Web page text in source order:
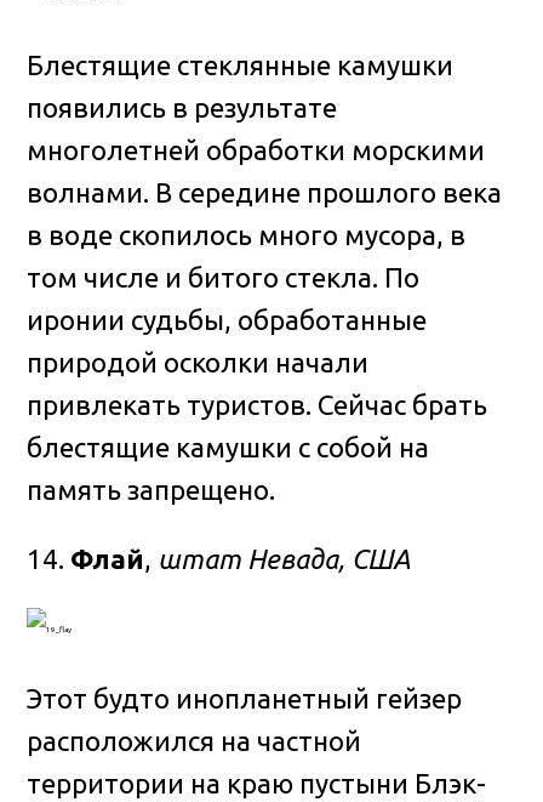
Блестящие стеклянные камушки
появились в результате
многолетней обработки морскими
волнами. В середине прошлого века
в воде скопилось много мусора, в
том числе и битого стекла. По
иронии судьбы, обработанные
природой осколки начали
привлекать туристов. Сейчас брать
блестящие камушки с собой на
память запрещено.
14. Флай, штат Невада, США
Этот будто инопланетный гейзер
расположился на частной
территории на краю пустыни Блэк-